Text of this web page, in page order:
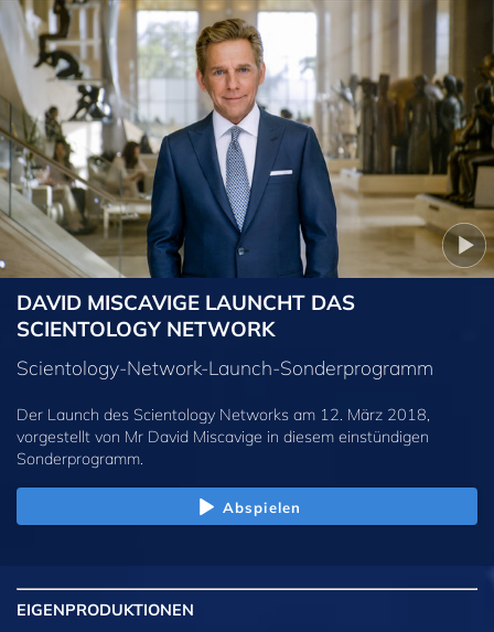
DAVID MISCAVIGE LAUNCHT DAS
SCIENTOLOGY NETWORK
Scientology-Network-Launch-Sonderprogramm
Der Launch des Scientology Networks am 12. März 2018,
vorgestellt von Mr David Miscavige in diesem einstündigen
Sonderprogramm.
Abspielen
EIGENPRODUKTIONEN